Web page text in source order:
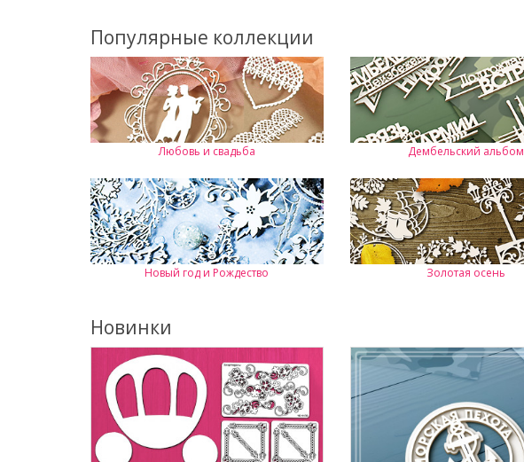
Популярные коллекции
Любовь и свадьба Дембельский альбом
Новый год и Рождество Золотая осень
Новинки